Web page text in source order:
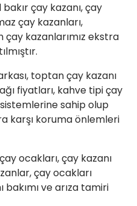
çay kazanı, çay
çay kazanları,
kazanlarımız ekstra
toptan çay kazanı
fiyatları, kahve tipi çay
sahip olup
karşı koruma önlemleri
ocakları, çay kazanı
çay ocakları
bakımı ve arıza tamiri